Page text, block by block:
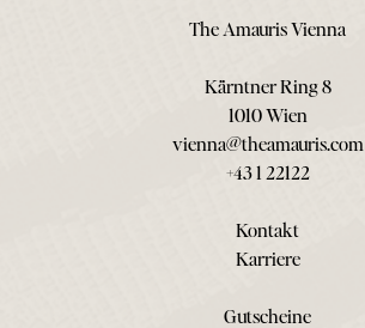
The Amauris Vienna
Kärntner Ring 8
1010 Wien
vienna@theamauris.com
+43 1 22122
Kontakt
Karriere
Gutscheine